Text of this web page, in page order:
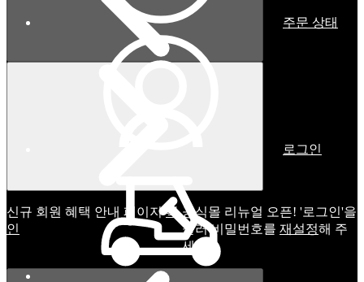
신규 회원 혜택 안내 페이지확
인
공식몰 리뉴얼 오픈! '로그인'을
눌러 비밀번호를 재설정해 주
세요.
주문 상태
로그인